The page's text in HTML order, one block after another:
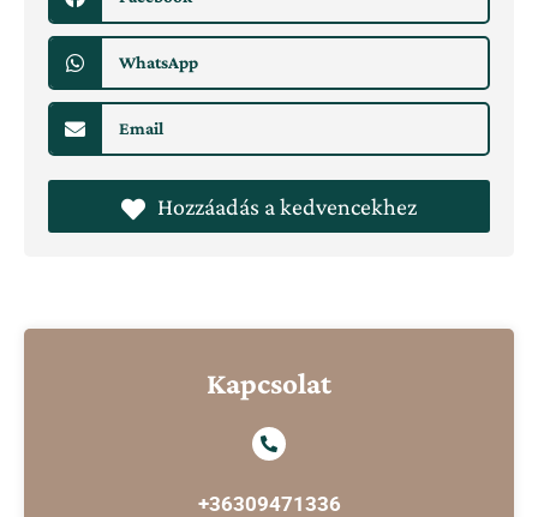
WhatsApp
Email
Hozzáadás a kedvencekhez
Kapcsolat
+36309471336